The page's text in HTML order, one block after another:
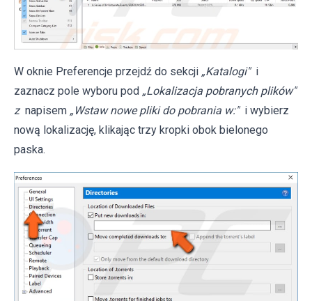
W oknie Preferencje przejdź do sekcji „Katalogi" i
zaznacz pole wyboru pod „Lokalizacja pobranych plików"
z napisem „Wstaw nowe pliki do pobrania w:" i wybierz
nową lokalizację, klikając trzy kropki obok bielonego
paska.